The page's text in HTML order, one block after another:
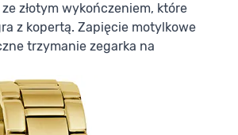
złotym wykończeniem, które
z kopertą. Zapięcie motylkowe
trzymanie zegarka na